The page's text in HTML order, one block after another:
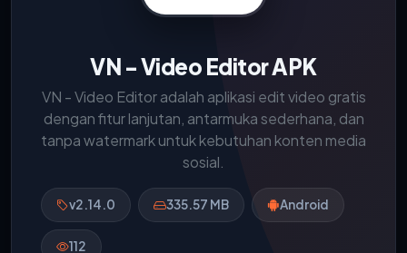
VN - Video Editor APK
VN - Video Editor adalah aplikasi edit video gratis
dengan fitur lanjutan, antarmuka sederhana, dan
tanpa watermark untuk kebutuhan konten media
sosial.
v2.14.0 335.57 MB Android
112